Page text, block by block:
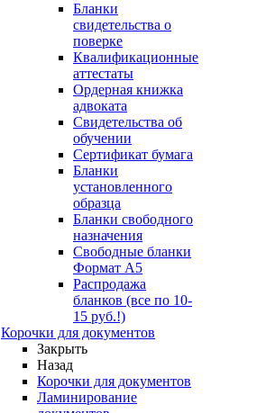
Бланки
свидетельства о
поверке
Квалификационные
аттестаты
Ордерная книжка
адвоката
Свидетельства об
обучении
Сертификат бумага
Бланки
установленного
образца
Бланки свободного
назначения
Свободные бланки
Формат А5
Распродажа
бланков (все по 10-
15 руб.!)
Корочки для документов
Закрыть
Назад
Корочки для документов
Ламинирование